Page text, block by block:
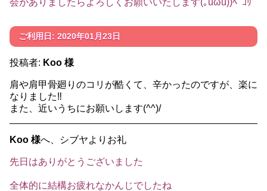
会がありましたらよろしくお願いいたします(｡uωu))ﾍﾟｺﾘ
ご利用日: 2020年01月23日
投稿者: Koo 様
肩や肩甲骨廻りのコリが酷くて、辛かったのですが、楽に
なりました‼️
また、近いうちにお願いします(^^)/
Koo 様へ、シブヤよりお礼
先日はありがとうございました
全体的に結構お疲れなかんじでしたね